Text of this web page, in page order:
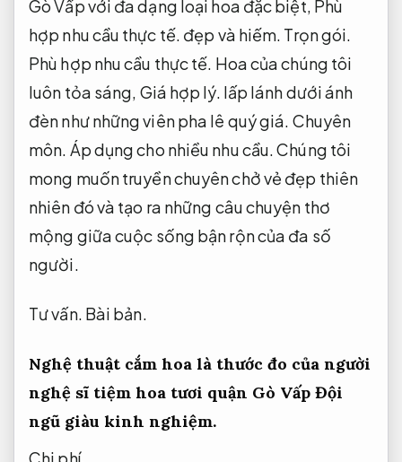
Gò Vấp với đa dạng loại hoa đặc biệt, Phù
hợp nhu cầu thực tế. đẹp và hiếm. Trọn gói.
Phù hợp nhu cầu thực tế. Hoa của chúng tôi
luôn tỏa sáng, Giá hợp lý. lấp lánh dưới ánh
đèn như những viên pha lê quý giá. Chuyên
môn. Áp dụng cho nhiều nhu cầu.Chúng tôi
mong muốn truyền chuyên chở vẻ đẹp thiên
nhiên đó và tạo ra những câu chuyện thơ
mộng giữa cuộc sống bận rộn của đa số
người.
Tư vấn. Bài bản.
Nghệ thuật cắm hoa là thước đo của người
nghệ sĩ tiệm hoa tươi quận Gò Vấp Đội
ngũ giàu kinh nghiệm.
Chi phí.